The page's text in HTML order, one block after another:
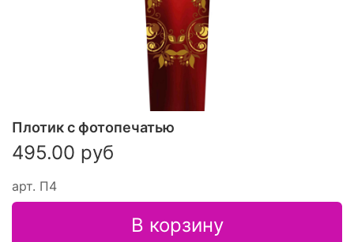
арт. П4
Плотик с фотопечатью
495.00 руб
В корзину